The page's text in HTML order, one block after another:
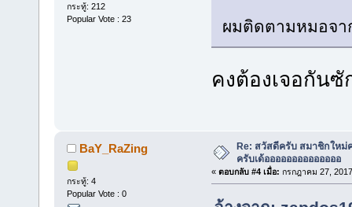
กระทู้: 212
Popular Vote : 23
ผมติดตามหมอจ
คงต้องเจอกัน
BaY_RaZing
กระทู้: 4
Popular Vote : 0
Re: สวัสดีครับ สมาชิกใหม่
ครับเด้ออออออออออออออ
« ตอบกลับ #4 เมื่อ: กรกฎาคม 27,